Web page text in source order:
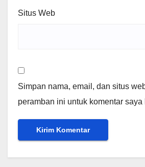
Situs Web
Simpan nama, email, dan situs
peramban ini untuk komentar saya